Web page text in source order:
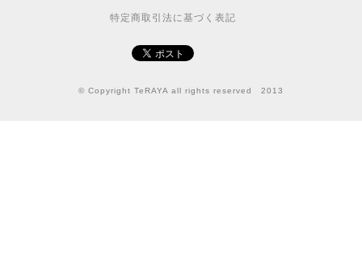
特定商取引法に基づく表記
© Copyright TeRAYA all rights reserved 2013